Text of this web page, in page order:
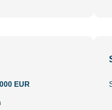
EUR